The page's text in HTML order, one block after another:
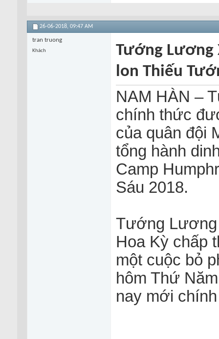
26-06-2018, 09:47 AM
tran truong
Khách
Tướng Lương
lon Thiếu
NAM HÀN –
chính thức
của quân đội
tổng hành
Camp
Sáu 2018.
Tướng
Hoa Kỳ chấp
một cuộc bỏ
hôm Thứ
nay mới